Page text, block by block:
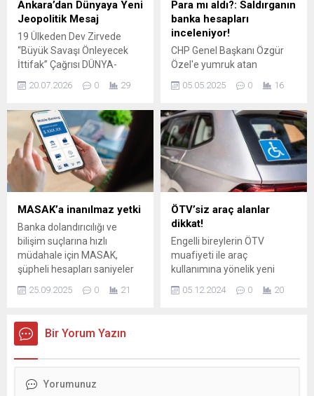
Ankara’dan Dünyaya Yeni
Jeopolitik Mesaj
19 Ülkeden Dev Zirvede
“Büyük Savaşı Önleyecek
İttifak” Çağrısı DÜNYA-
konferansı Ankara’yı iki gün
yeni güvenlik mimarisinin
tartışıldığı diplomasi
platformuna dönüştürdü
ANKARA – Küresel güç
dengelerinin hızla değiştiği,
Ukrayna savaşından Orta
Doğu’ya, Pasifik’ten
Afrika’ya uzanan krizlerin
uluslararası sistemi yeniden
şekillendirdiği bir dönemde
Türkiye, dikkat çekici bir...
20.07.2026 0 29
Para mı aldı?: Saldırganın
banka hesapları
inceleniyor!
CHP Genel Başkanı Özgür
Özel'e yumruk atan
para alıp almadığı
05.05.2025 0 16
MASAK’a inanılmaz yetki
Banka dolandırıcılığı ve
bilişim suçlarına hızlı
müdahale için MASAK,
şüpheli hesapları saniyeler
içinde izleyip
dondurabilecek.
25.09.2025 0 21
ÖTV’siz araç alanlar
dikkat!
Engelli bireylerin ÖTV
muafiyeti ile araç
kullanımına yönelik yeni
düzenlemeler hakkında
bilgilendirici bir rehber.
05.12.2024 0 20
Bir Yorum Yazın